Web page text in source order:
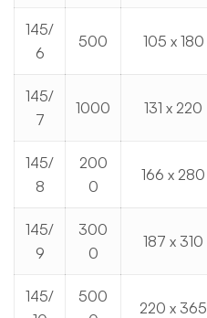
145/
6
500 105 x 180
145/
7
1000 131 x 220
145/
8
200
0
166 x 280
145/
9
300
0
187 x 310
145/
500
220 x 365